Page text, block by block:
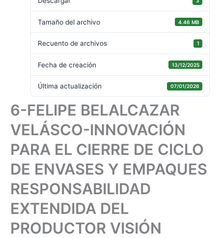
Tamaño del archivo 4.46 MB
Recuento de archivos 1
Fecha de creación 13/12/2025
Última actualización 07/01/2026
6-FELIPE BELALCAZAR
VELÁSCO-INNOVACIÓN
PARA EL CIERRE DE CICLO
DE ENVASES Y EMPAQUES
RESPONSABILIDAD
EXTENDIDA DEL
PRODUCTOR VISIÓN